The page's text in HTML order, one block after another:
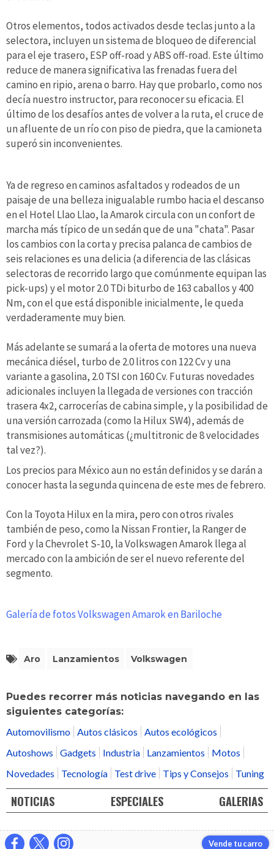
Otros elementos, todos activados desde teclas junto a la
selectora, incluyen un sistema de bloqueo de diferencial
para el eje trasero, ESP off-road y ABS off-road. Este último
reduce de manera significativa las frenadas fuera del
camino en ripio, arena o barro. Hay que probarlo, como nos
decía nuestro instructor, para reconocer su eficacia. El
último de los desafíos antes de volver a la ruta, el cruce de
un afluente de un río con piso de piedra, que la camioneta
superó sin inconvenientes.
Ya de regreso en caminos asfaltados y rodeados de un
paisaje de una belleza inigualable rumbo hacia el descanso
en el Hotel Llao Llao, la Amarok circula con un confort de
marcha más típico de un sedán que de una "chata". Pasar
los cambios con la corta y precisa palanca de cambios de
seis relaciones es una delicia (a diferencia de las clásicas
selectoras de recorrido largo que comúnmente equipan las
pick-ups) y el motor 2.0 TDi biturbo de 163 caballos y 400
Nm, con el que está disponible inicialmente, le queda
verdaderamente muy bien.
Más adelante se sumará a la oferta de motores una nueva
mecánica diésel, turbo de 2.0 litros con 122 Cv y una
variante a gasolina, 2.0 TSI con 160 Cv. Futuras novedades
adicionales incluyen la llegada de versiones con tracción
trasera 4x2, carrocerías de cabina simple, y la posibilidad de
una versión carrozada (como la Hilux SW4), además de
transmisiones automáticas (¿multitronic de 8 velocidades
tal vez?).
Los precios para México aun no están definidos y se darán a
conocer hasta la segunda quincena de este mes de febrero.
Con la Toyota Hilux en la mira, pero con otros rivales
también de peso, como la Nissan Frontier, la Ranger de
Ford y la Chevrolet S-10, la Volkswagen Amarok llega al
mercado con la ambición de ser el nuevo referente del
segmento.
Galería de fotos Volkswagen Amarok en Bariloche
Aro Lanzamientos Volkswagen
Puedes recorrer más noticias navegando en las
siguientes categorías:
Automovilismo Autos clásicos
Autos ecológicos
Autoshows
Gadgets Industria Lanzamientos
Motos
Novedades
Tecnología Test drive Tips y Consejos Tuning
NOTICIAS ESPECIALES GALERIAS
Vende tu carro